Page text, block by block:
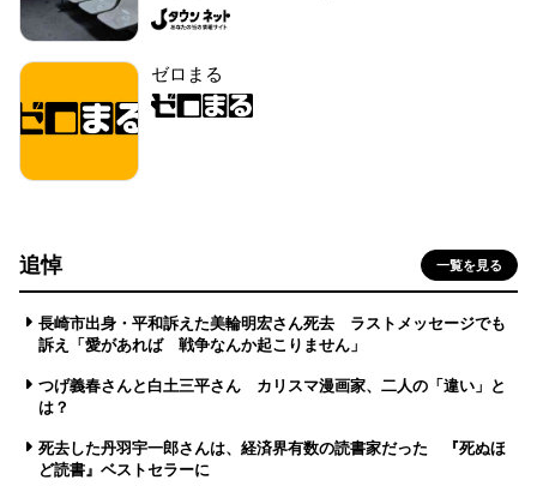
ゼロまる
追悼 一覧を見る
長崎市出身・平和訴えた美輪明宏さん死去 ラストメッセージでも
訴え「愛があれば 戦争なんか起こりません」
つげ義春さんと白土三平さん カリスマ漫画家、二人の「違い」と
は？
死去した丹羽宇一郎さんは、経済界有数の読書家だった 『死ぬほ
ど読書』ベストセラーに